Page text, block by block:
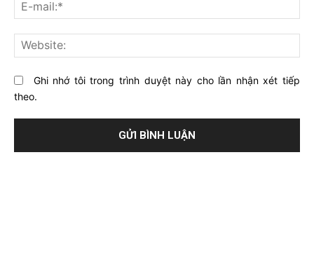
bài
viết
này?
Ghi nhớ tôi trong trình duyệt này cho lần nhận xét tiếp
theo.